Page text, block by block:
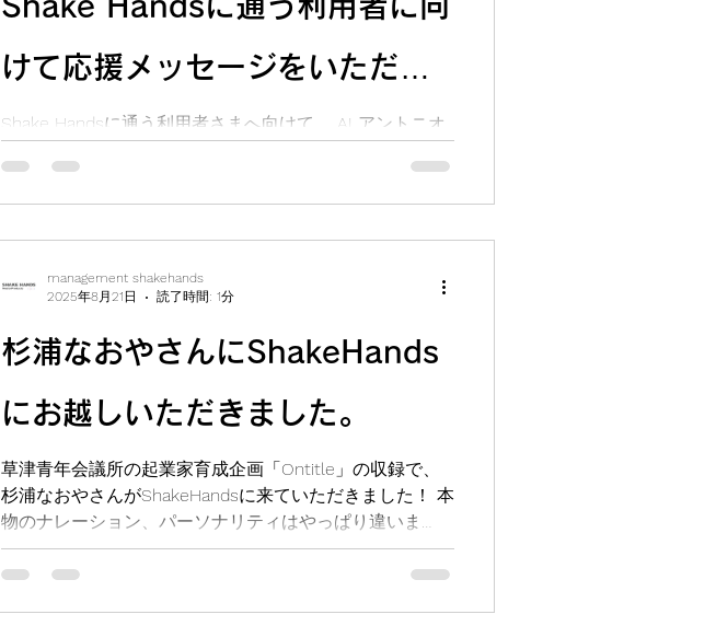
けて応援メッセージをいただき
ました！
Shake Handsに通う利用者さまへ向けて、 AI アントニオ
るな、前に進み続けろ！みんなならできる！」素敵な応
援メッセージ、ありがとうございました 各々の目標に向
杉浦なおやさんにShakeHands
にお越しいただきました。
草津青年会議所の起業家育成企画「Ontitle」の収録で、
杉浦なおやさんがShakeHandsに来ていただきました！ 本
物のナレーション、パーソナリティはやっぱり違いま
す。 話しているだけで、自分だけのラジオ番組を聞いて
いるような贅沢な気分になりました✨
management shakehands
2025年8月21日
読了時間: 1分